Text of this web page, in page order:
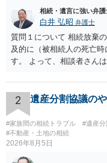
相続・遺言に強い弁護
白井 弘昭 弁護士
質問１について 相続放棄
及的に（被相続人の死亡
す。 よって、相談者さん
理証明を家庭裁判所で取
してください。 質問２に
ば、第１回期日は出席す
があり出席できない）との
はないので、ｍｉｎｔｓで
限までに届けばよい）で
にお問い合わせください
2 遺産分割協議の
#家族間の相続トラブル #遺産分
#不動産・土地の相続
2026年8月5日